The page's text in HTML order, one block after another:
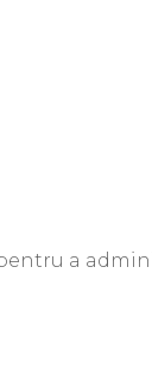
a